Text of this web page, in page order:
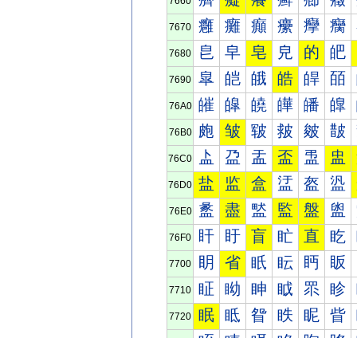
7670 癰 癱 癲 癳 癴 癵
7680 皀 皁 皂 皃 的 皅
7690 皐 皑 皒 皓 皔 皕
76A0 皠 皡 皢 皣 皤 皥
76B0 皰 皱 皲 皳 皴 皵
76C0 盀 盁 盂 盃 盄 盅
76D0 盐 监 盒 盓 盔 盕
76E0 盠 盡 盢 監 盤 盥
76F0 盰 盱 盲 盳 直 盵
7700 眀 省 眂 眃 眄 眅
7710 眐 眑 眒 眓 眔 眕
7720 眠 眡 眢 眣 眤 眥